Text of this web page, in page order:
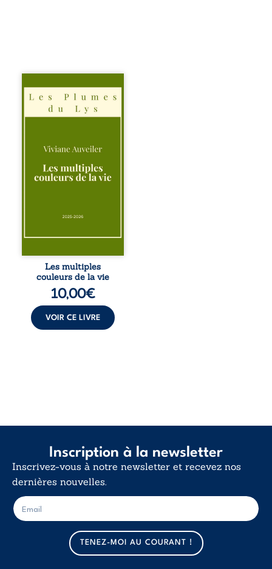
Trois récits, trois
existences saisies
à l’instant où tout
bascule. Une
l’apaisement, un
recouvre
l’espérance, tandis
pour en retrouver
Entre souvenirs,
désillusions, Les
multiples couleurs
de la vie explore la
force des liens, le
poids des non-dits
et la ...
Les multiples
couleurs de la vie
10,00€
VOIR CE LIVRE
Inscription à la newsletter
Inscrivez-vous à notre newsletter et recevez nos
dernières nouvelles.
m
a
i
l
E
-
m
TENEZ-MOI AU COURANT !